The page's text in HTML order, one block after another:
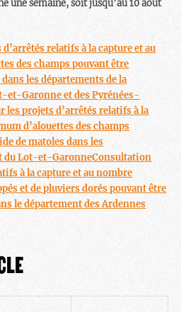
une semaine, soit jusqu’au 10 août
relatifs à la capture et au
des champs pouvant être
les départements de la
et-Garonne et des Pyrénées-
les projets d’arrêtés relatifs à la
d’alouettes des champs
de matoles dans les
du Lot-et-GaronneConsultation
à la capture et au nombre
et de pluviers dorés pouvant être
le département des Ardennes